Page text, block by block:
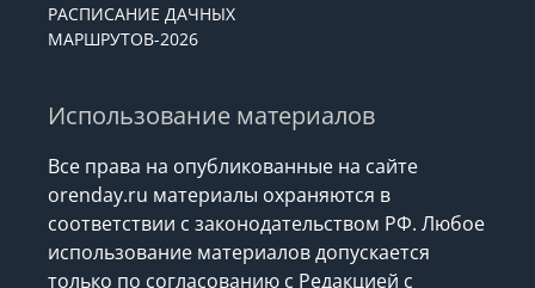
РАСПИСАНИЕ ДАЧНЫХ
МАРШРУТОВ-2026
Использование материалов
Все права на опубликованные на сайте
orenday.ru материалы охраняются в
соответствии с законодательством РФ. Любое
использование материалов допускается
только по согласованию с Редакцией с